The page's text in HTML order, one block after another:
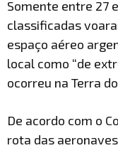
Somente entre 27
classificadas
espaço aéreo
local como “de
ocorreu na Terra
De acordo com o
rota das